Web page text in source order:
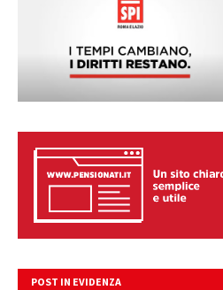
POST IN EVIDENZA